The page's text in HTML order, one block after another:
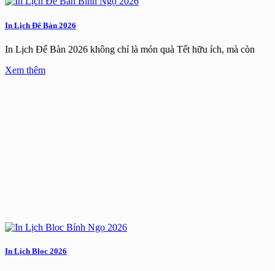
In Lịch Để Bàn 2026
In Lịch Để Bàn 2026 không chỉ là món quà Tết hữu ích, mà còn
Xem thêm
In Lịch Bloc 2026